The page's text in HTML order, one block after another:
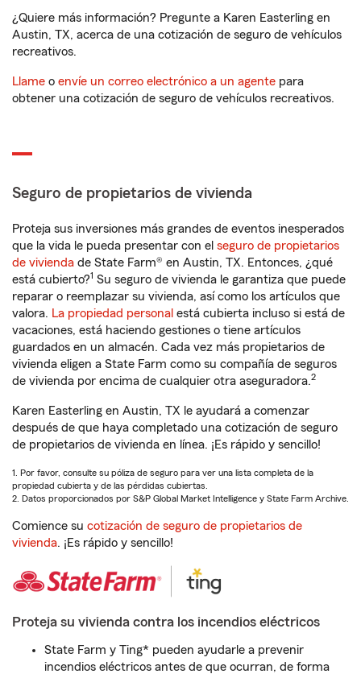
¿Quiere más información? Pregunte a Karen Easterling en
Austin, TX, acerca de una cotización de seguro de vehículos
recreativos.
Llame o envíe un correo electrónico a un agente para
obtener una cotización de seguro de vehículos recreativos.
Seguro de propietarios de vivienda
Proteja sus inversiones más grandes de eventos inesperados
que la vida le pueda presentar con el seguro de propietarios
de vivienda de State Farm® en Austin, TX. Entonces, ¿qué
está cubierto?1 Su seguro de vivienda le garantiza que puede
reparar o reemplazar su vivienda, así como los artículos que
valora. La propiedad personal está cubierta incluso si está de
vacaciones, está haciendo gestiones o tiene artículos
guardados en un almacén. Cada vez más propietarios de
vivienda eligen a State Farm como su compañía de seguros
de vivienda por encima de cualquier otra aseguradora.2
Karen Easterling en Austin, TX le ayudará a comenzar
después de que haya completado una cotización de seguro
de propietarios de vivienda en línea. ¡Es rápido y sencillo!
1. Por favor, consulte su póliza de seguro para ver una lista completa de la
propiedad cubierta y de las pérdidas cubiertas.
2. Datos proporcionados por S&P Global Market Intelligence y State Farm Archive.
Comience su cotización de seguro de propietarios de
vivienda. ¡Es rápido y sencillo!
Proteja su vivienda contra los incendios eléctricos
State Farm y Ting* pueden ayudarle a prevenir
incendios eléctricos antes de que ocurran, de forma